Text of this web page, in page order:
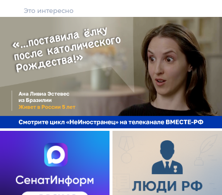
Это интересно